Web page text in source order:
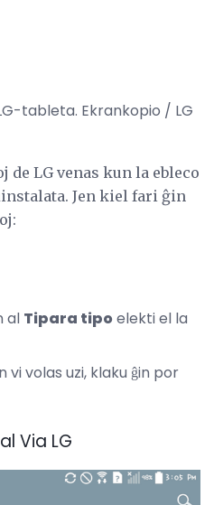
tableta. Ekrankopio / LG
LG venas kun la ebleco
Jen kiel fari ĝin
al Tipara tipoelekti el la
vi volas uzi, klaku ĝin por
Via LG